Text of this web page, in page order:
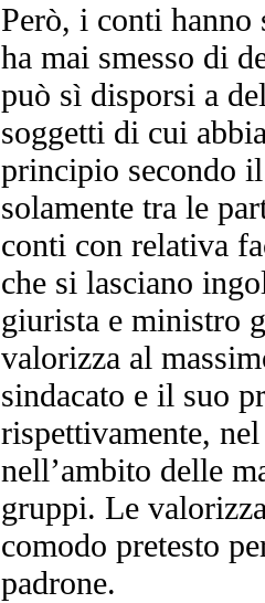
Però, i conti hanno
ha mai smesso di
può sì disporsi a
soggetti di cui
principio secondo
solamente tra le
conti con relativa
che si lasciano
giurista e ministro
valorizza al
sindacato e il suo
rispettivamente,
nell’ambito delle
gruppi. Le
comodo pretesto
padrone.